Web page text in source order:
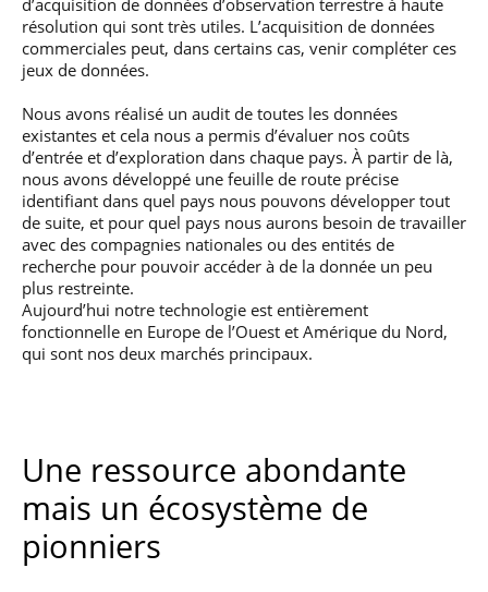
d’acquisition de données d’observation terrestre à haute
résolution qui sont très utiles. L’acquisition de données
commerciales peut, dans certains cas, venir compléter ces
jeux de données.
Nous avons réalisé un audit de toutes les données
existantes et cela nous a permis d’évaluer nos coûts
d’entrée et d’exploration dans chaque pays. À partir de là,
nous avons développé une feuille de route précise
identifiant dans quel pays nous pouvons développer tout
de suite, et pour quel pays nous aurons besoin de travailler
avec des compagnies nationales ou des entités de
recherche pour pouvoir accéder à de la donnée un peu
plus restreinte.
Aujourd’hui notre technologie est entièrement
fonctionnelle en Europe de l’Ouest et Amérique du Nord,
qui sont nos deux marchés principaux.
Une ressource abondante
mais un écosystème de
pionniers